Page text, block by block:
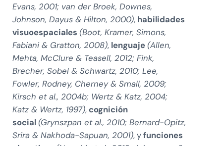
Evans, 2001; van der Broek, Downes,
Johnson, Dayus & Hilton, 2000), habilidades
visuoespaciales (Boot, Kramer, Simons,
Fabiani & Gratton, 2008), lenguaje (Allen,
Mehta, McClure & Teasell, 2012; Fink,
Brecher, Sobel & Schwartz, 2010; Lee,
Fowler, Rodney, Cherney & Small, 2009;
Kirsch et al., 2004b; Wertz & Katz, 2004;
Katz & Wertz, 1997),cognición
social (Grynszpan et al., 2010; Bernard-Opitz,
Srira & Nakhoda-Sapuan, 2001), yfunciones